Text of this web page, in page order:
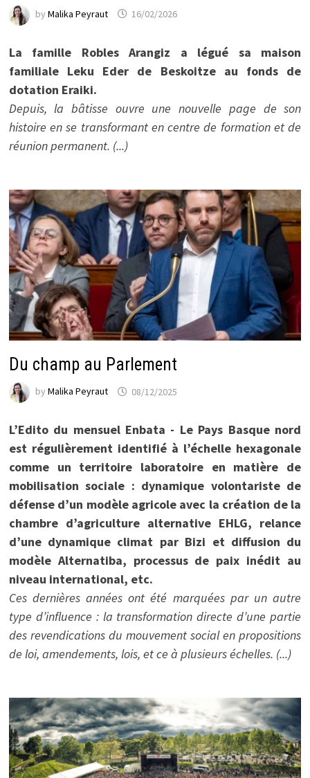
by Malika Peyraut 16/02/2026
La famille Robles Arangiz a légué sa maison
familiale Leku Eder de Beskoitze au fonds de
dotation Eraiki.
Depuis, la bâtisse ouvre une nouvelle page de son
histoire en se transformant en centre de formation et de
réunion permanent. (...)
Du champ au Parlement
by Malika Peyraut 08/12/2025
L’Edito du mensuel Enbata - Le Pays Basque nord
est régulièrement identifié à l’échelle hexagonale
comme un territoire laboratoire en matière de
mobilisation sociale : dynamique volontariste de
défense d’un modèle agricole avec la création de la
chambre d’agriculture alternative EHLG, relance
d’une dynamique climat par Bizi et diffusion du
modèle Alternatiba, processus de paix inédit au
niveau international, etc.
Ces dernières années ont été marquées par un autre
type d’influence : la transformation directe d’une partie
des revendications du mouvement social en propositions
de loi, amendements, lois, et ce à plusieurs échelles. (...)